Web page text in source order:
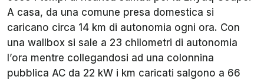
A casa, da una comune presa domestica si
caricano circa 14 km di autonomia ogni ora. Con
una wallbox si sale a 23 chilometri di autonomia
l’ora mentre collegandosi ad una colonnina
pubblica AC da 22 kW i km caricati salgono a 66